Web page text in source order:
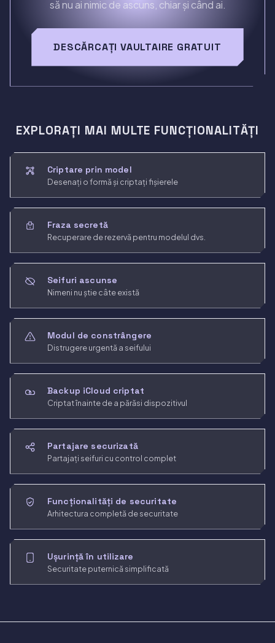
să nu ai nimic de ascuns, chiar și când ai.
DESCĂRCAȚI VAULTAIRE GRATUIT
EXPLORAȚI MAI MULTE FUNCȚIONALITĂȚI
Criptare prin model
Desenați o formă și criptați fișierele
Fraza secretă
Recuperare de rezervă pentru modelul dvs.
Seifuri ascunse
Nimeni nu știe câte există
Modul de constrângere
Distrugere urgentă a seifului
Backup iCloud criptat
Criptat înainte de a părăsi dispozitivul
Partajare securizată
Partajați seifuri cu control complet
Funcționalități de securitate
Arhitectura completă de securitate
Ușurință în utilizare
Securitate puternică simplificată